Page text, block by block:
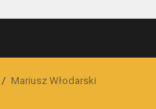
Mariusz Włodarski